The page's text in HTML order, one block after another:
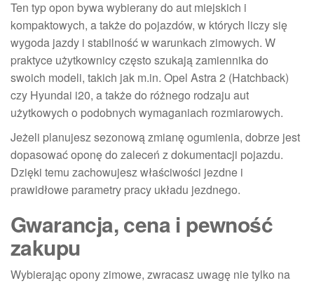
Ten typ opon bywa wybierany do aut miejskich i
kompaktowych, a także do pojazdów, w których liczy się
wygoda jazdy i stabilność w warunkach zimowych. W
praktyce użytkownicy często szukają zamiennika do
swoich modeli, takich jak m.in. Opel Astra 2 (Hatchback)
czy Hyundai i20, a także do różnego rodzaju aut
użytkowych o podobnych wymaganiach rozmiarowych.
Jeżeli planujesz sezonową zmianę ogumienia, dobrze jest
dopasować oponę do zaleceń z dokumentacji pojazdu.
Dzięki temu zachowujesz właściwości jezdne i
prawidłowe parametry pracy układu jezdnego.
Gwarancja, cena i pewność
zakupu
Wybierając opony zimowe, zwracasz uwagę nie tylko na